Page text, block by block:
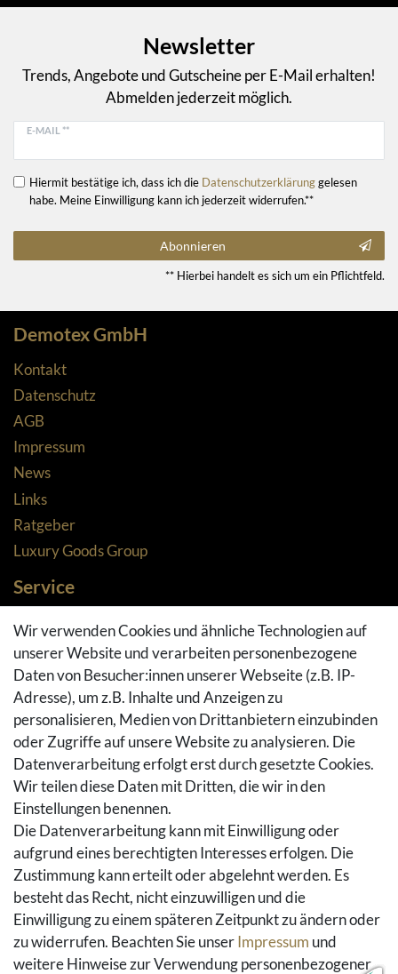
Newsletter
Trends, Angebote und Gutscheine per E-Mail erhalten!
Abmelden jederzeit möglich.
E-MAIL **
Hiermit bestätige ich, dass ich die Daten­schutz­erklärunggelesen
habe. Meine Einwilligung kann ich jederzeit widerrufen.**
Abonnieren
** Hierbei handelt es sich um ein Pflichtfeld.
Demotex GmbH
Kontakt
Datenschutz
AGB
Impressum
News
Links
Ratgeber
Luxury Goods Group
Service
Zahlungsarten
Versandarten & -kosten
Widerrufsrecht
Rückgaberecht
Vertrag widerrufen
Warenkorb
Hilfe
Social Media
Facebook
Instagram
Pinterest
Youtube
Houzz
Wir verwenden Cookies und ähnliche Technologien auf
unserer Website und verarbeiten personenbezogene
Daten von Besucher:innen unserer Webseite (z.B. IP-
Adresse), um z.B. Inhalte und Anzeigen zu
personalisieren, Medien von Drittanbietern einzubinden
oder Zugriffe auf unsere Website zu analysieren. Die
Datenverarbeitung erfolgt erst durch gesetzte Cookies.
Wir teilen diese Daten mit Dritten, die wir in den
Einstellungen benennen.
Die Datenverarbeitung kann mit Einwilligung oder
aufgrund eines berechtigten Interesses erfolgen. Die
Zustimmung kann erteilt oder abgelehnt werden. Es
besteht das Recht, nicht einzuwilligen und die
Einwilligung zu einem späteren Zeitpunkt zu ändern oder
zu widerrufen. Beachten Sie unserImpressum und
weitere Hinweise zur Verwendung personenbezogener